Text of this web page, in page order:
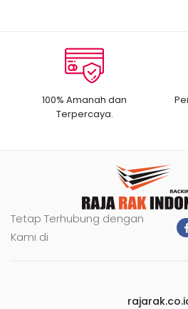
100% Amanah dan
Terpercaya.
Tetap Terhubung dengan
Kami di